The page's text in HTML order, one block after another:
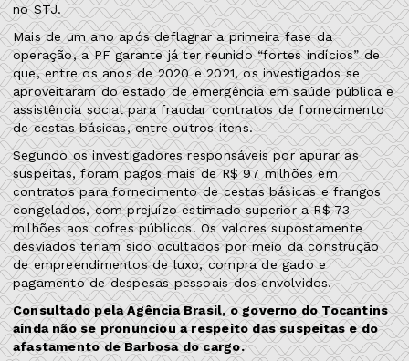
no STJ.
Mais de um ano após deflagrar a primeira fase da
operação, a PF garante já ter reunido “fortes indícios” de
que, entre os anos de 2020 e 2021, os investigados se
aproveitaram do estado de emergência em saúde pública e
assistência social para fraudar contratos de fornecimento
de cestas básicas, entre outros itens.
Segundo os investigadores responsáveis por apurar as
suspeitas, foram pagos mais de R$ 97 milhões em
contratos para fornecimento de cestas básicas e frangos
congelados, com prejuízo estimado superior a R$ 73
milhões aos cofres públicos. Os valores supostamente
desviados teriam sido ocultados por meio da construção
de empreendimentos de luxo, compra de gado e
pagamento de despesas pessoais dos envolvidos.
Consultado pela Agência Brasil, o governo do Tocantins
ainda não se pronunciou a respeito das suspeitas e do
afastamento de Barbosa do cargo.